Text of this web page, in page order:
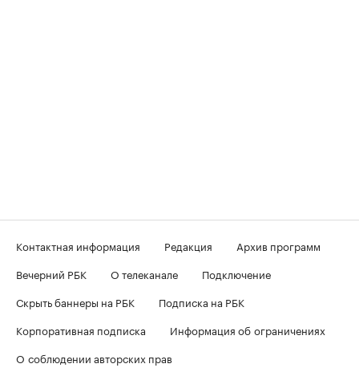
Контактная информация Редакция
Архив программ
Вечерний РБК
О телеканале
Подключение
Скрыть баннеры на РБК
Подписка на РБК
Корпоративная подписка
Информация об ограничениях
О соблюдении авторских прав